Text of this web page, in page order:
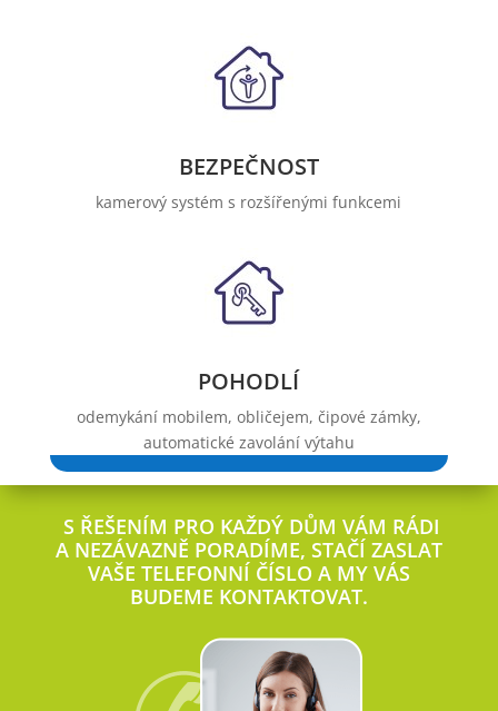
BEZPEČNOST
kamerový systém s rozšířenými funkcemi
POHODLÍ
odemykání mobilem, obličejem, čipové zámky,
automatické zavolání výtahu
S ŘEŠENÍM PRO KAŽDÝ DŮM VÁM RÁDI
A NEZÁVAZNĚ PORADÍME, STAČÍ ZASLAT
VAŠE TELEFONNÍ ČÍSLO A MY VÁS
BUDEME KONTAKTOVAT.